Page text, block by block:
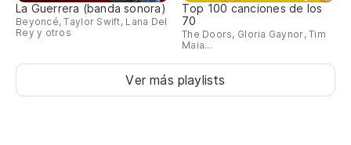
La Guerrera (banda sonora)
Beyoncé, Taylor Swift, Lana Del
Rey y otros
Top 100 canciones de los
70
The Doors, Gloria Gaynor, Tim
Maia...
Ver más playlists